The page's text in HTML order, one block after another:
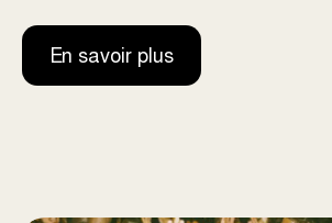
En savoir plus